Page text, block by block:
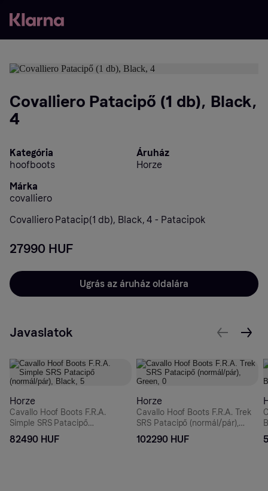
Covalliero Patacipő (1 db), Black,
4
Kategória
hoofboots
Áruház
Horze
Márka
covalliero
Covalliero Patacip(1 db), Black, 4 - Patacipok
27990 HUF
Ugrás az áruház oldalára
Javaslatok
Horze
Cavallo Hoof Boots F.R.A.
Simple SRS Patacipő
(normál/pár), Black, 5
82490 HUF
Horze
Cavallo Hoof Boots F.R.A. Trek
SRS Patacipő (normál/pár),
Green, 0
102290 HUF